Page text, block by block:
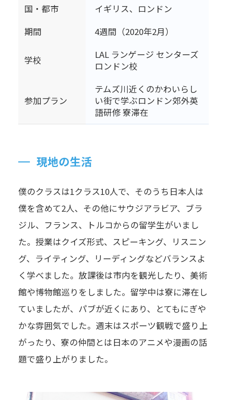
国・都市
イギリス、ロンドン
期間
4週間（2020年2月）
学校
LAL ランゲージ センターズ
ロンドン校
参加プラン
テムズ川近くのかわいらし
い街で学ぶロンドン郊外英
語研修 寮滞在
現地の生活
僕のクラスは1クラス10人で、そのうち日本人は
僕を含めて2人、その他にサウジアラビア、ブラ
ジル、フランス、トルコからの留学生がいまし
た。授業はクイズ形式、スピーキング、リスニン
グ、ライティング、リーディングなどバランスよ
く学べました。放課後は市内を観光したり、美術
館や博物館巡りをしました。留学中は寮に滞在し
ていましたが、パブが近くにあり、とてもにぎや
かな雰囲気でした。週末はスポーツ観戦で盛り上
がったり、寮の仲間とは日本のアニメや漫画の話
題で盛り上がりました。